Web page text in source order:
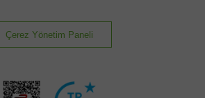
Çerez Yönetim Paneli